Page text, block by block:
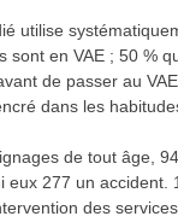
utilise
sont en VAE ; 50 %
de passer au
dans les
de tout âge,
eux 277 un accident.
des